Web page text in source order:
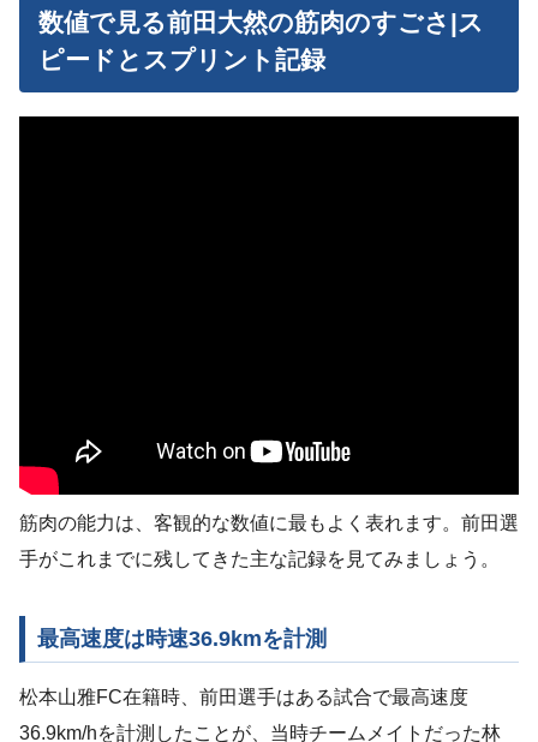
数値で見る前田大然の筋肉のすごさ|ス
ピードとスプリント記録
筋肉の能力は、客観的な数値に最もよく表れます。前田選
手がこれまでに残してきた主な記録を見てみましょう。
最高速度は時速36.9kmを計測
松本山雅FC在籍時、前田選手はある試合で最高速度
36.9km/hを計測したことが、当時チームメイトだった林